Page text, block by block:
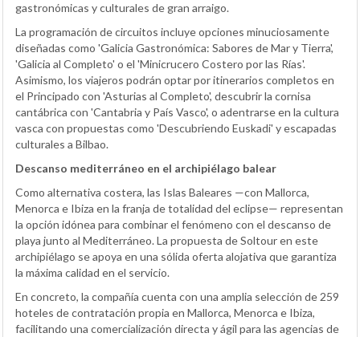
gastronómicas y culturales de gran arraigo.
La programación de circuitos incluye opciones minuciosamente
diseñadas como 'Galicia Gastronómica: Sabores de Mar y Tierra',
'Galicia al Completo' o el 'Minicrucero Costero por las Rías'.
Asimismo, los viajeros podrán optar por itinerarios completos en
el Principado con 'Asturias al Completo', descubrir la cornisa
cantábrica con 'Cantabria y País Vasco', o adentrarse en la cultura
vasca con propuestas como 'Descubriendo Euskadi' y escapadas
culturales a Bilbao.
Descanso mediterráneo en el archipiélago balear
Como alternativa costera, las Islas Baleares —con Mallorca,
Menorca e Ibiza en la franja de totalidad del eclipse— representan
la opción idónea para combinar el fenómeno con el descanso de
playa junto al Mediterráneo. La propuesta de Soltour en este
archipiélago se apoya en una sólida oferta alojativa que garantiza
la máxima calidad en el servicio.
En concreto, la compañía cuenta con una amplia selección de 259
hoteles de contratación propia en Mallorca, Menorca e Ibiza,
facilitando una comercialización directa y ágil para las agencias de